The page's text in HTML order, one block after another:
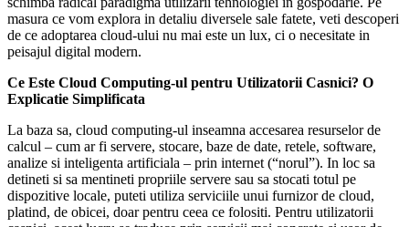
masura ce vom explora in detaliu diversele sale fatete, veti descoperi
de ce adoptarea cloud-ului nu mai este un lux, ci o necesitate in
peisajul digital modern.
Ce Este Cloud Computing-ul pentru Utilizatorii Casnici? O
Explicatie Simplificata
La baza sa, cloud computing-ul inseamna accesarea resurselor de
calcul – cum ar fi servere, stocare, baze de date, retele, software,
analize si inteligenta artificiala – prin internet (“norul”). In loc sa
detineti si sa mentineti propriile servere sau sa stocati totul pe
dispozitive locale, puteti utiliza serviciile unui furnizor de cloud,
platind, de obicei, doar pentru ceea ce folositi. Pentru utilizatorii